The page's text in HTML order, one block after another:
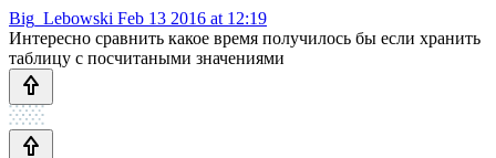
Big_Lebowski Feb 13 2016 at 12:19
Интересно сравнить какое время получилось бы если хранить
таблицу с посчитаными значениями